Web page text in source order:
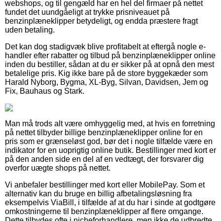
webshops, og til gengæld har en hel del firmaer på nettet
fundet det uundgåeligt at trykke prisniveauet på
benzinplæneklipper betydeligt, og endda præstere fragt
uden betaling.
Det kan dog stadigvæk blive profitabelt at eftergå nogle e-
handler efter rabatter og tilbud på benzinplæneklipper online
inden du bestiller, sådan at du er sikker på at opnå den mest
betalelige pris. Kig ikke bare på de store byggekæder som
Harald Nyborg, Bygma, XL-Byg, Silvan, Davidsen, Jem og
Fix, Bauhaus og Stark.
Man må trods alt være omhyggelig med, at hvis en forretning
på nettet tilbyder billige benzinplæneklipper online for en
pris som er grænseløst god, bør det i nogle tilfælde være en
indikator for en uoprigtig online butik. Bestillinger med kort er
på den anden side en del af en vedtægt, der forsvarer dig
overfor uægte shops på nettet.
Vi anbefaler bestillinger med kort eller MobilePay. Som et
alternativ kan du bruge en billig afbetalingsløsning fra
eksempelvis ViaBill, i tilfælde af at du har i sinde at godtgøre
omkostningerne til benzinplæneklipper af flere omgange.